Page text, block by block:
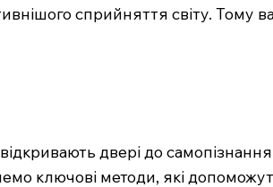
сприйняття світу. Тому
двері до самопізнання
ключові методи, які